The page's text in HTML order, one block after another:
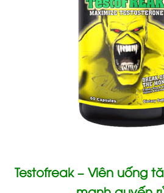
Testofreak – Viên uống